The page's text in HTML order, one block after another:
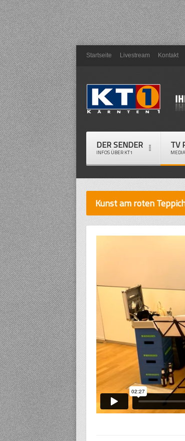
Startseite Livestream Kontakt
DER SENDER
INFOS ÜBER KT1
TV
Kunst am roten